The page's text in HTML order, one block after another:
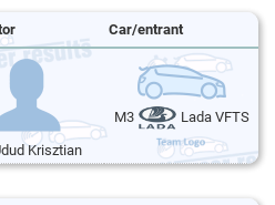
Car/entrant
Krisztian
M3 Lada VFTS